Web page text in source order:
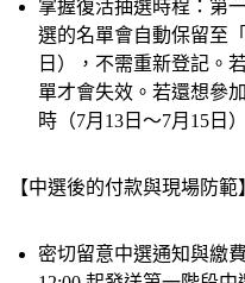
掌握復活抽選時程： 第
選的名單會自動保留至
日），不需重新登記。
單才會失效。若還想參
時（7月13日～7月15日）
【中選後的付款與現場防範
密切留意中選通知與繳